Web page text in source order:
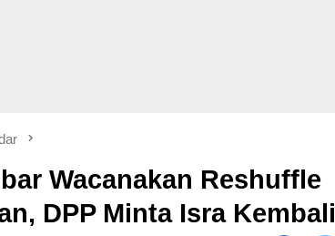
Wacanakan Reshuffle
DPP Minta Isra Kembali